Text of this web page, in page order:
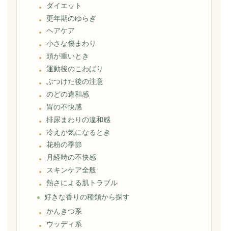
ダイエット
更年期のゆらぎ
ヘアケア
小さな傷まわり
頭が重いとき
運動後のこわばり
ぶつけた後の注意
のどの違和感
胃の不快感
排尿まわりの違和感
冷えが気になるとき
花粉の季節
月経時の不快感
スキンケア全般
熱さによる肌トラブル
好きな香りの種類から探す
かんきつ系
ウッディ系